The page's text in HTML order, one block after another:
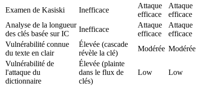
Examen de Kasiski Inefficace
Attaque
efficace
Attaque
efficace
Analyse de la longueur
des clés basée sur IC
Inefficace
Attaque
efficace
Attaque
efficace
Vulnérabilité connue
du texte en clair
Élevée (cascade
révèle la clé)
Modérée Modérée
Vulnérabilité de
l'attaque du
dictionnaire
Élevée (plainte
dans le flux de
clés)
Low Low